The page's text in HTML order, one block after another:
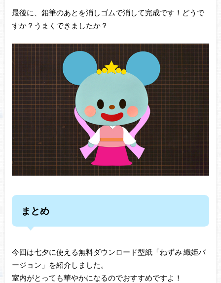
最後に、鉛筆のあとを消しゴムで消して完成です！どうで
すか？うまくできましたか？
まとめ
今回は七夕に使える無料ダウンロード型紙「ねずみ 織姫バ
ージョン」を紹介しました。
室内がとっても華やかになるのでおすすめですよ！